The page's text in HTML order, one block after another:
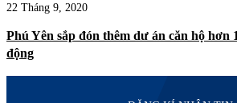
22 Tháng 9, 2020
Phú Yên sắp đón thêm dư án căn hộ hơn
động